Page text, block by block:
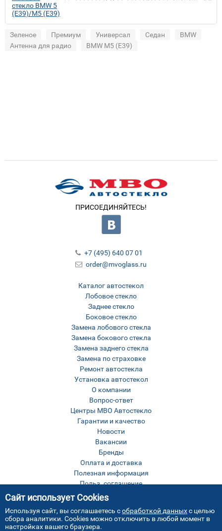
стекло BMW 5
(E39)/M5 (E39)
Зеленое Премиум Универсал Седан
BMW
Антенна для радио
BMW M5 (E39)
ПРИСОЕДИНЯЙТЕСЬ!
Каталог автостекол
Лобовое стекло
Заднее стекло
Боковое стекло
Замена лобового стекла
Замена бокового стекла
Замена заднего стекла
Замена по страховке
Ремонт автостекла
Установка автостекол
О компании
Вопрос-ответ
Центры МВО Автостекло
Гарантии и качество
Новости
Вакансии
Бренды
Оплата и доставка
Полезная информация
Польз. соглашение
Оставить отзыв
Карта сайта
+7 (495) 640 07 01
order@mvoglass.ru
Сайт использует Cookies
Используя сайт, вы соглашаетесь собработкой данныхс целью
сбора аналитики. Cookies можно отключить в любой момент в
настройках вашего браузера.